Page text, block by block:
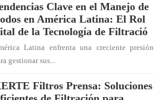
Clave en el Manejo de
en América Latina: El Rol
de la Tecnología de Filtració
Latina enfrenta una creciente presión
gestionar sus...
Filtros Prensa: Soluciones